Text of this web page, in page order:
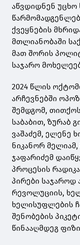
აწვდიდნენ უცხო
ქვეყნების
მთლიანობაში
მათ შორის
საჯარო
2024 წლის
არჩევნებში
შემდგომ,
საბაბით, ზურაბ
ვაშაძემ, ელენე
ნიკანორ მელიამ,
ჯაფარიძემ
პროცესის
პირები საჯაროდ
რევოლუციის,
ხელისუფლების
შენობების
წინააღმდეგ